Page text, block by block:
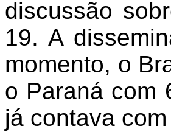
discussão
19. A
momento, o
o Paraná com
já contava